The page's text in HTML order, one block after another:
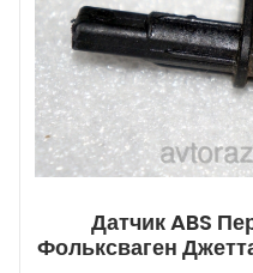
Датчик ABS
Фольксваген